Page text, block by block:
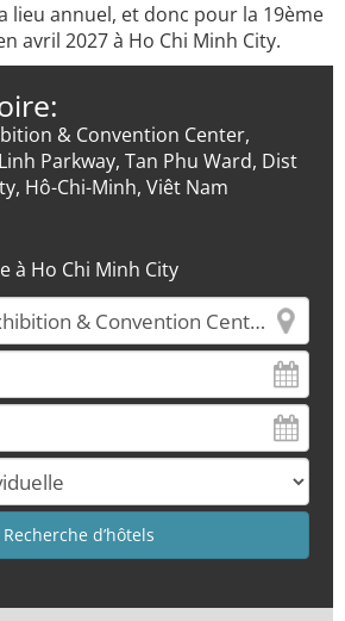
lieu annuel, et donc pour la 19ème
avril 2027 à Ho Chi Minh City.
& Convention Center,
Parkway, Tan Phu Ward, Dist
Hô-Chi-Minh, Viêt Nam
à Ho Chi Minh City